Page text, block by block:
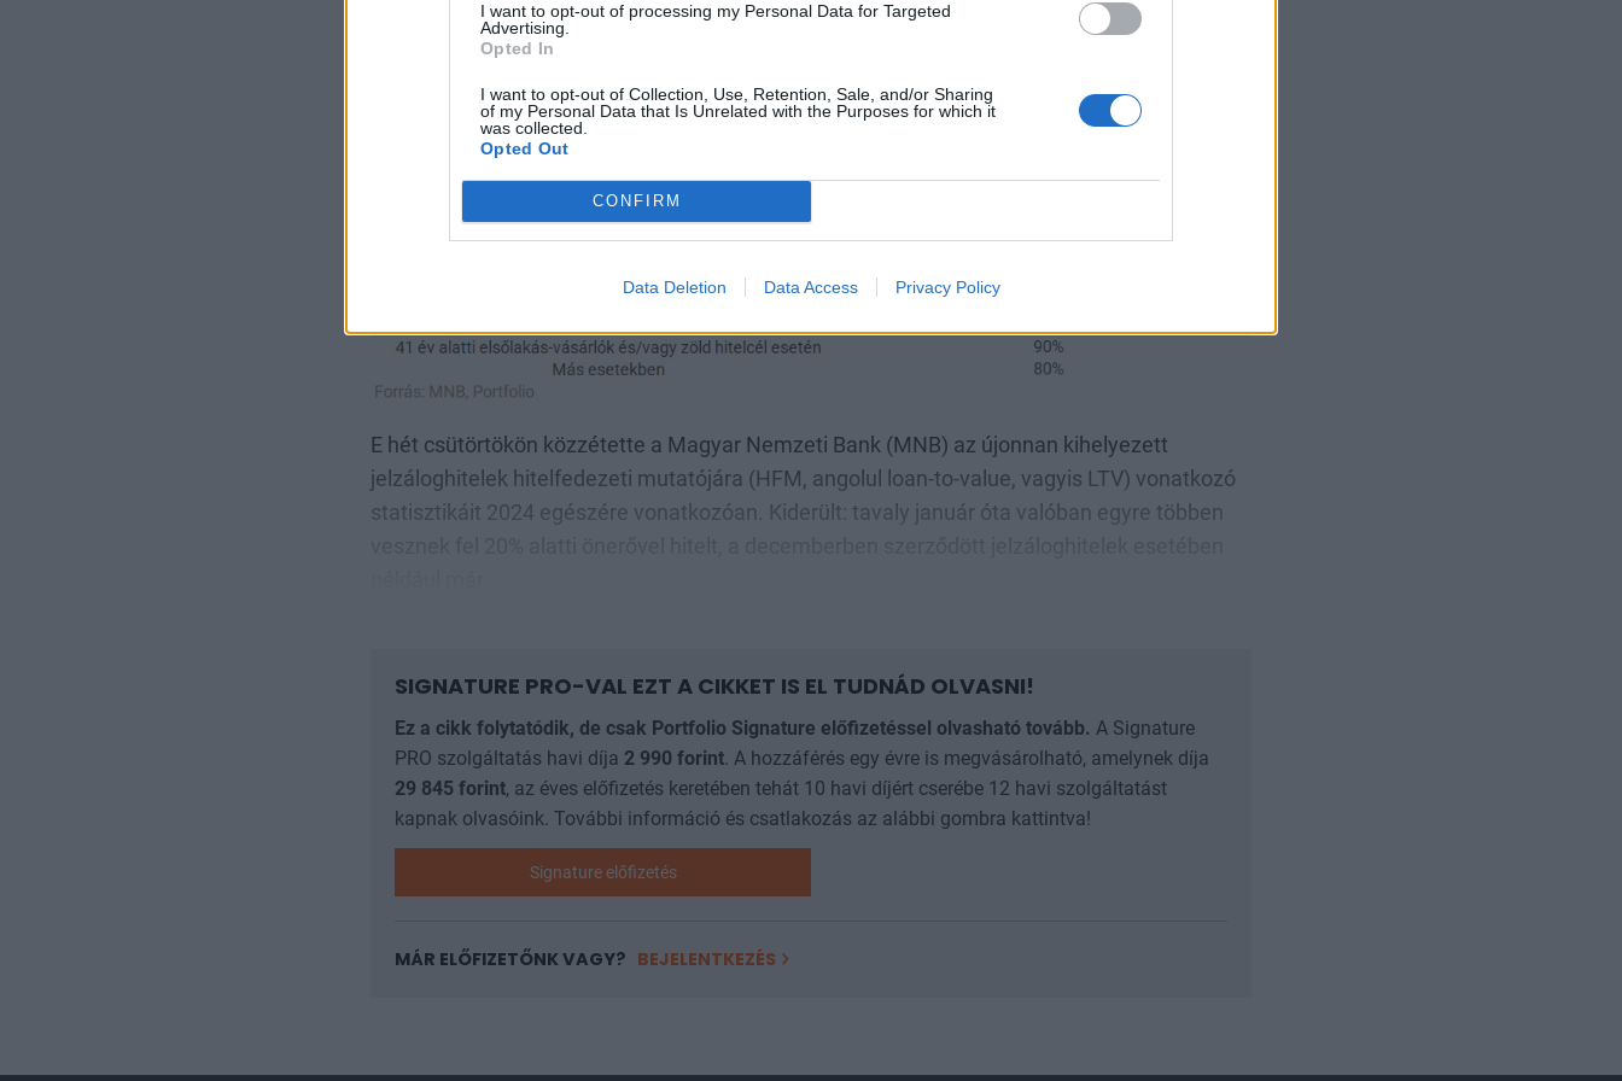
I want to opt-out of processing my Personal Data for Targeted
Advertising.
Opted In
I want to opt-out of Collection, Use, Retention, Sale, and/or Sharing
of my Personal Data that Is Unrelated with the Purposes for which it
was collected.
Opted Out
CONFIRM
Data Deletion Data Access Privacy Policy
a jövedelemarányos törlesztőrészletre vonatkozó szabályok is, így 2025. január 1-
jétől az alábbi táblázat érvényes.
E hét csütörtökön közzétette a Magyar Nemzeti Bank (MNB) az újonnan kihelyezett
jelzáloghitelek hitelfedezeti mutatójára (HFM, angolul loan-to-value, vagyis LTV) vonatkozó
statisztikáit 2024 egészére vonatkozóan. Kiderült: tavaly január óta valóban egyre többen
SIGNATURE PRO-VAL EZT A CIKKET IS EL TUDNÁD OLVASNI!
Ez a cikk folytatódik, de csak Portfolio Signature előfizetéssel olvasható tovább. A Signature
PRO szolgáltatás havi díja 2 990 forint. A hozzáférés egy évre is megvásárolható, amelynek díja
29 845 forint, az éves előfizetés keretében tehát 10 havi díjért cserébe 12 havi szolgáltatást
kapnak olvasóink. További információ és csatlakozás az alábbi gombra kattintva!
Signature előfizetés
MÁR ELŐFIZETŐNK VAGY? BEJELENTKEZÉS